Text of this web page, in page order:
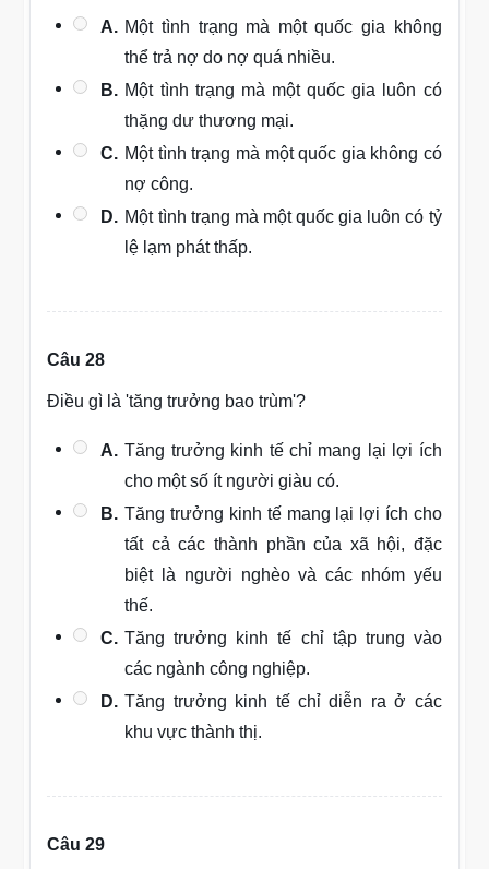
A. Một tình trạng mà một quốc gia không
thể trả nợ do nợ quá nhiều.
B. Một tình trạng mà một quốc gia luôn có
thặng dư thương mại.
C. Một tình trạng mà một quốc gia không có
nợ công.
D. Một tình trạng mà một quốc gia luôn có tỷ
lệ lạm phát thấp.
Câu 28
Điều gì là 'tăng trưởng bao trùm'?
A. Tăng trưởng kinh tế chỉ mang lại lợi ích
cho một số ít người giàu có.
B. Tăng trưởng kinh tế mang lại lợi ích cho
tất cả các thành phần của xã hội, đặc
biệt là người nghèo và các nhóm yếu
thế.
C. Tăng trưởng kinh tế chỉ tập trung vào
các ngành công nghiệp.
D. Tăng trưởng kinh tế chỉ diễn ra ở các
khu vực thành thị.
Câu 29